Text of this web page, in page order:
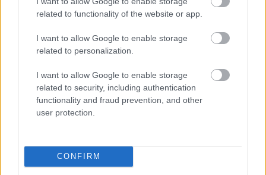
related to functionality of the website or app.
I want to allow Google to enable storage
related to personalization.
I want to allow Google to enable storage
related to security, including authentication
functionality and fraud prevention, and other
user protection.
CONFIRM
Minden USD-ben megy, de visszaadni nem nagyon
tudnak, sokszor át is vernek, a helyi pénz, a bolivár
meg, ha jól emlékszem, 750%-os inflációt tudhat
pénzben, naponta két alkalommal korrigálják az SD-
Bolivár árfolyamot. Egy utcai fánk belekerül vagy
tizenkétmillió bolivárba.